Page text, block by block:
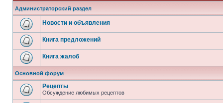
Администраторский раздел
Новости и объявления
Книга предложений
Книга жалоб
Основной форум
Рецепты
Обсуждение любимых рецептов